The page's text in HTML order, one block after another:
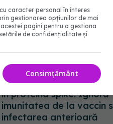
FLuQE și LB.1, variante
19, se răspândesc. "Au
în proteina spike. Ignoră
imunitatea de la vaccin
infectarea anterioară
caracter personal în interes
gestionarea opțiunilor de mai
pagini pentru a gestiona
de confidențialitate și
Consimțământ